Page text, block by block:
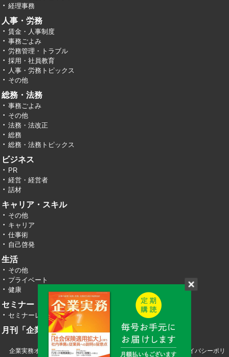
経理事務
人事・労務
賃金・人事制度
事務ごよみ
労務管理・トラブル
採用・社員教育
人事・労務トピックス
その他
総務・法務
事務ごよみ
その他
法務・法改正
総務
総務・法務トピックス
ビジネス
PR
経営・経営者
話材
キャリア・スキル
その他
キャリア
仕事術
自己啓発
生活
その他
プライベート
健康
セミナー・イベント
セミナーレポート
月刊「企業実務」
企業実務オンライン TOP 運営会社 お問い合わせ
プライバシーポリ